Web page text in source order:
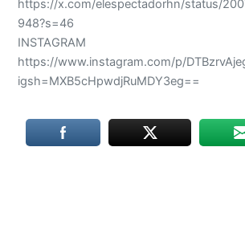
https://x.com/elespectadorhn/status/
948?s=46
INSTAGRAM
https://www.instagram.com/p/
igsh=MXB5cHpwdjRuMDY3eg==